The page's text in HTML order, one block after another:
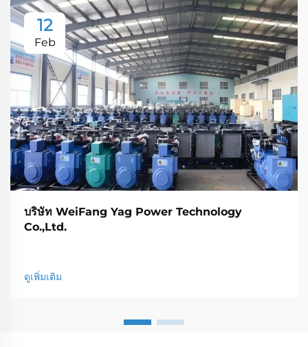
12
Feb
บริษัท WeiFang Yag Power Technology
Co.,Ltd.
ดูเพิ่มเติม